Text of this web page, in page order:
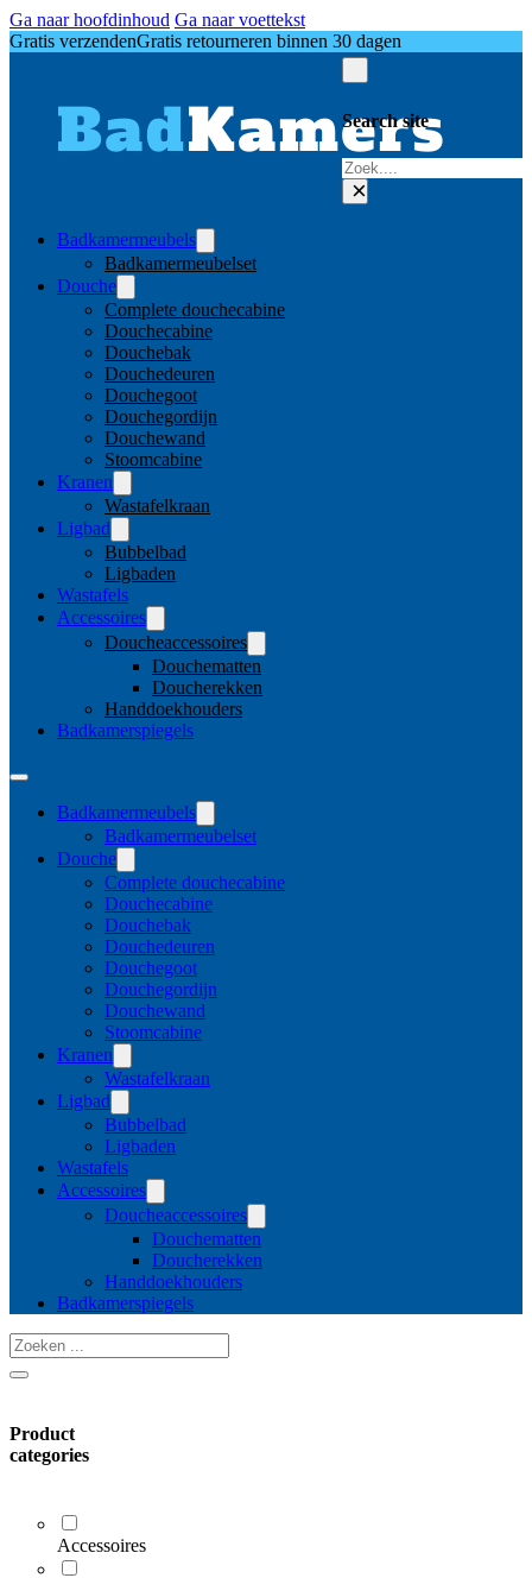
Ga naar hoofdinhoud Ga naar voettekst
Gratis verzendenGratis retourneren binnen 30 dagen
Search site
Zoeken
×
Badkamermeubels
Badkamermeubelset
Douche
Complete douchecabine
Douchecabine
Douchebak
Douchedeuren
Douchegoot
Douchegordijn
Douchewand
Stoomcabine
Kranen
Wastafelkraan
Ligbad
Bubbelbad
Ligbaden
Wastafels
Accessoires
Doucheaccessoires
Douchematten
Doucherekken
Handdoekhouders
Badkamerspiegels
Badkamermeubels
Badkamermeubelset
Douche
Complete douchecabine
Douchecabine
Douchebak
Douchedeuren
Douchegoot
Douchegordijn
Douchewand
Stoomcabine
Kranen
Wastafelkraan
Ligbad
Bubbelbad
Ligbaden
Wastafels
Accessoires
Doucheaccessoires
Douchematten
Doucherekken
Handdoekhouders
Badkamerspiegels
Zoeken
...
Product
categories
Accessoires